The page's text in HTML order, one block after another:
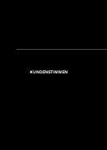
KUNDENSTIMMEN